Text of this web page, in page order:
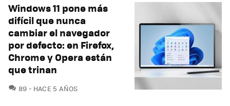
Windows 11 pone más
difícil que nunca
cambiar el navegador
por defecto: en Firefox,
Chrome y Opera están
que trinan
89 COMENTARIOS
HACE 5 AÑOS